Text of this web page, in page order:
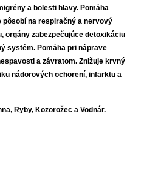
a bolesti hlavy. Pomáha
na respiračný a nervový
orgány zabezpečujúce detoxikáciu
systém. Pomáha pri náprave
a závratom. Znižuje krvný
nádorových ochorení, infarktu a
Ryby, Kozorožec a Vodnár.